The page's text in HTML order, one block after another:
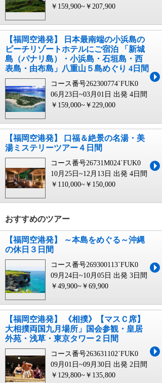
￥159,900~￥207,900
【福岡空港発】 日本最南端の小浜島の
ビーチリゾートホテルにご宿泊 「新城
島（パナリ島）・小浜島・石垣島・西
表島・由布島」八重山５島めぐり 4日間
コース番号262300774`FUK0
06月23日~03月01日 出発 4日間
￥159,000~￥229,000
【福岡空港発】 口福＆絶景の名湯・美
湯ミステリーツアー４日間
コース番号26731M024`FUK0
10月25日~12月13日 出発 4日間
￥110,000~￥150,000
おすすめのツアー
【福岡空港発】 ～本島をめぐる～沖縄
の休日３日間
コース番号269300113`FUK0
09月24日~10月05日 出発 3日間
￥49,900~￥69,900
【福岡空港発】 《相撲》【マスＣ席】
大相撲両国九月場所」国会参観・皇居
外苑・浅草・東京タワー２日間
コース番号263631102`FUK0
09月01日~09月30日 出発 2日間
￥129,800~￥135,800